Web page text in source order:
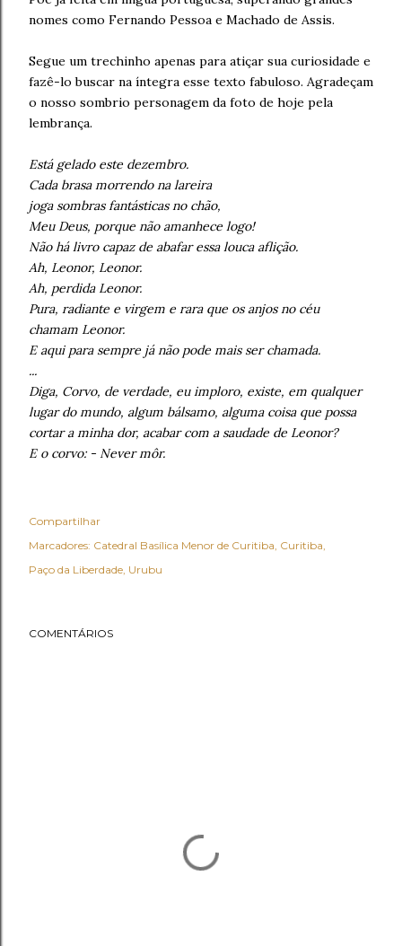
nomes como Fernando Pessoa e Machado de Assis.
Segue um trechinho apenas para atiçar sua curiosidade e
fazê-lo buscar na íntegra esse texto fabuloso. Agradeçam
o nosso sombrio personagem da foto de hoje pela
lembrança.
Está gelado este dezembro.
Cada brasa morrendo na lareira
joga sombras fantásticas no chão,
Meu Deus, porque não amanhece logo!
Não há livro capaz de abafar essa louca aflição.
Ah, Leonor, Leonor.
Ah, perdida Leonor.
Pura, radiante e virgem e rara que os anjos no céu
chamam Leonor.
E aqui para sempre já não pode mais ser chamada.
...
Diga, Corvo, de verdade, eu imploro, existe, em qualquer
lugar do mundo, algum bálsamo, alguma coisa que possa
cortar a minha dor, acabar com a saudade de Leonor?
E o corvo: - Never môr.
Compartilhar
Marcadores: Catedral Basílica Menor de Curitiba Curitiba
Paço da Liberdade Urubu
COMENTÁRIOS